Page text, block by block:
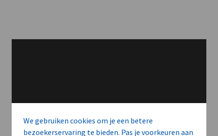
We gebruiken cookies om je een betere
bezoekerservaring te bieden. Pas je voorkeuren aan